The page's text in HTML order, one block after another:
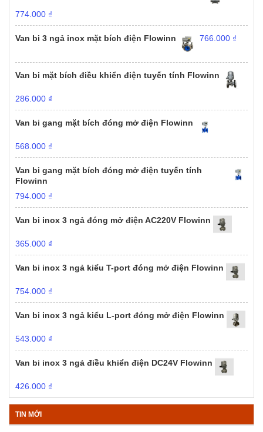
774.000 ₫
Van bi 3 ngả inox mặt bích điện Flowinn 766.000 ₫
Van bi mặt bích điều khiển điện tuyến tính Flowinn
286.000 ₫
Van bi gang mặt bích đóng mở điện Flowinn
568.000 ₫
Van bi gang mặt bích đóng mở điện tuyến tính
Flowinn
794.000 ₫
Van bi inox 3 ngả đóng mở điện AC220V Flowinn
365.000 ₫
Van bi inox 3 ngả kiểu T-port đóng mở điện Flowinn
754.000 ₫
Van bi inox 3 ngả kiểu L-port đóng mở điện Flowinn
543.000 ₫
Van bi inox 3 ngả điều khiển điện DC24V Flowinn
426.000 ₫
TIN MỚI